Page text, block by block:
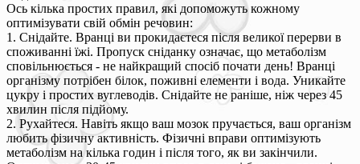
Ось кілька простих правил, які допоможуть кожному
оптимізувати свій обмін речовин:
1. Снідайте. Вранці ви прокидаєтеся після великої перерви в
споживанні їжі. Пропуск сніданку означає, що метаболізм
сповільнюється - не найкращий спосіб почати день! Вранці
організму потрібен білок, поживні елементи і вода. Уникайте
цукру і простих вуглеводів. Снідайте не раніше, ніж через 45
хвилин після підйому.
2. Рухайтеся. Навіть якщо ваш мозок пручається, ваш організм
любить фізичну активність. Фізичні вправи оптимізують
метаболізм на кілька годин і після того, як ви закінчили.